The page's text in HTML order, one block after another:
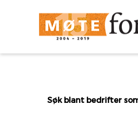
Søk blant bedrifter